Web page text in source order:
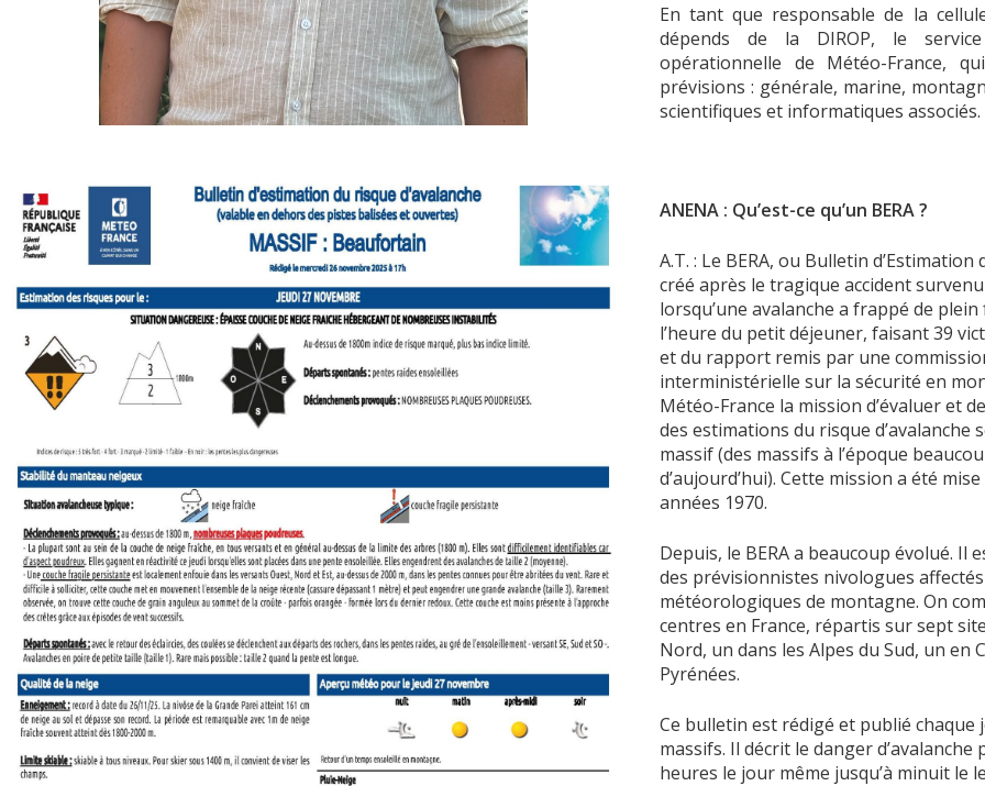
En tant que responsable de la
dépends de la DIROP, le
opérationnelle de Météo-France,
prévisions : générale, marine,
scientifiques et informatiques associés.
ANENA : Qu’est-ce qu’un BERA ?
A.T. : Le BERA, ou Bulletin d’Estimation
créé après le tragique accident survenu
lorsqu’une avalanche a frappé de
l’heure du petit déjeuner, faisant 39
et du rapport remis par une
interministérielle sur la sécurité en
Météo-France la mission d’évaluer et
des estimations du risque
massif (des massifs à l’époque
d’aujourd’hui). Cette mission a été
années 1970.
Depuis, le BERA a beaucoup évolué. Il
des prévisionnistes nivologues
météorologiques de montagne. On
centres en France, répartis sur sept
Nord, un dans les Alpes du Sud, un en
Pyrénées.
Ce bulletin est rédigé et publié chaque
massifs. Il décrit le danger
heures le jour même jusqu’à minuit le